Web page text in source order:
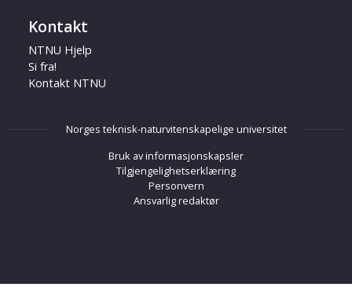
Kontakt
NTNU Hjelp
Si fra!
Kontakt NTNU
Norges teknisk-naturvitenskapelige universitet
Bruk av informasjonskapsler
Tilgjengelighetserklæring
Personvern
Ansvarlig redaktør